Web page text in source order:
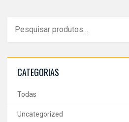
CATEGORIAS
Todas
Uncategorized